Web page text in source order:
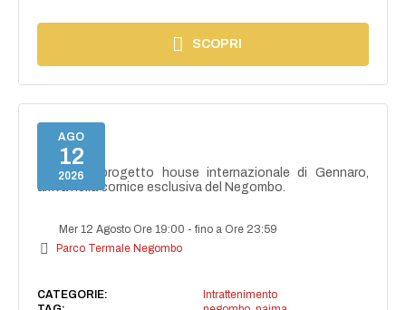
SCOPRI
AGO
12
2026
NAIMA
NAIMA, il progetto house internazionale di Gennaro,
arriva nella cornice esclusiva del Negombo.
Mer 12 Agosto Ore 19:00 -fino a Ore 23:59
Parco Termale Negombo
CATEGORIE:
Intrattenimento